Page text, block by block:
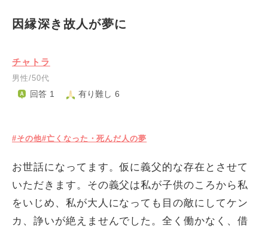
因縁深き故人が夢に
チャトラ
男性/50代
回答 1 有り難し 6
#その他#亡くなった・死んだ人の夢
お世話になってます。仮に義父的な存在とさせて
いただきます。その義父は私が子供のころから私
をいじめ、私が大人になっても目の敵にしてケン
カ、諍いが絶えませんでした。全く働かなく、借